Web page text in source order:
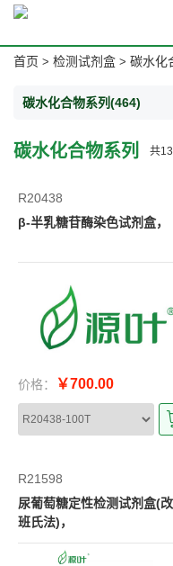
首页 > 检测试剂盒 > 碳水化
碳水化合物系列(464)
碳水化合物系列 共
R20438
β-半乳糖苷酶染色试剂盒，
价格： ￥700.00
R21598
尿葡萄糖定性检测试剂盒(
班氏法)，